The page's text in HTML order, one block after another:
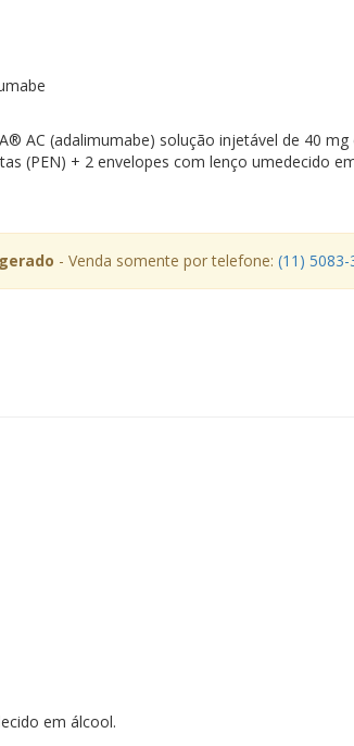
AC (adalimumabe) solução injetável de 40
(PEN) + 2 envelopes com lenço umedecido
- Venda somente por telefone: (11) 5083-
em álcool.